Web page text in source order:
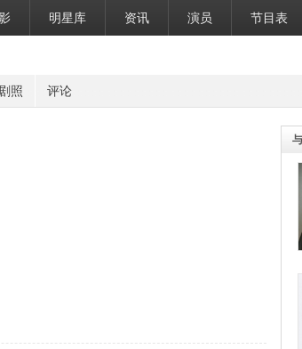
明星库 资讯 演员 节目表
剧照 评论